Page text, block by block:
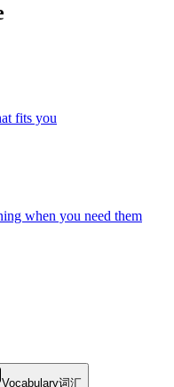
fits you
when you need them
Vocabulary词汇